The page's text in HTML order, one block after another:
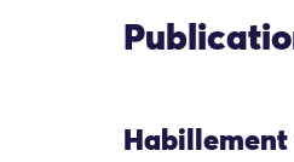
Habillement